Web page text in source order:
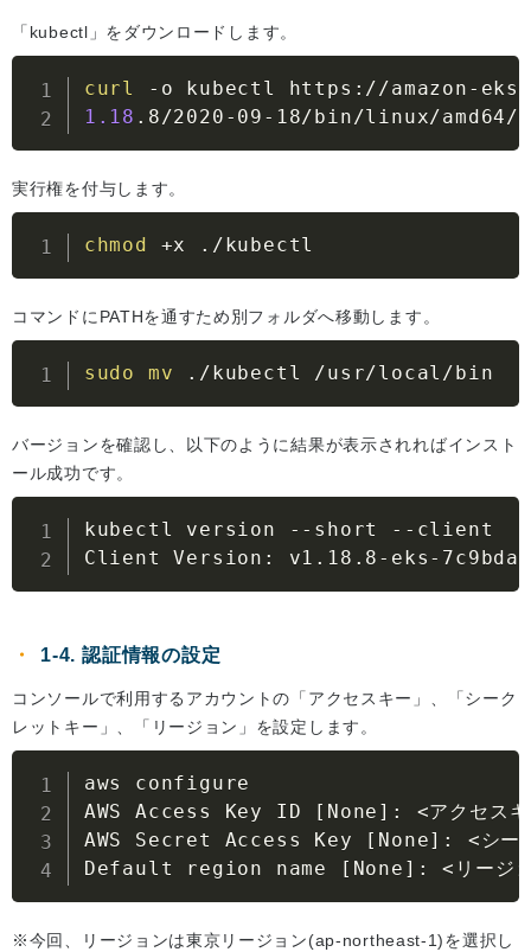
「kubectl」をダウンロードします。
curl
-o
1.18 .8/2020-09-18/bin/linux/amd64/
実行権を付与します。
chmod +x ./kubectl
コマンドにPATHを通すため別フォルダへ移動します。
sudo mv ./kubectl /usr/local/bin
バージョンを確認し、以下のように結果が表示されればインスト
ール成功です。
kubectl version --short
--client
Client Version: v1.18.8-eks-7c9bda
1-4. 認証情報の設定
コンソールで利用するアカウントの「アクセスキー」、「シーク
レットキー」、「リージョン」を設定します。
aws configure
AWS Access Key ID
[ None ] : <アクセス
AWS Secret Access Key
[ None] : < シー
Default region name
[ None ] : < リージ
※今回、リージョンは東京リージョン(ap-northeast-1)を選択し